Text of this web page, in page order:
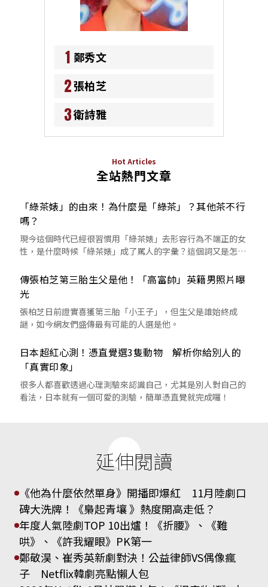
1 鄭秀文
2張柏芝
3衛詩雅
Hot Articles
全站熱門文章
「綠茶婊」的由來！為什麼是「綠茶」？其他茶不行
嗎？
現今這個時代已經很習慣用「綠茶婊」去形容行為不端正的女
性，是什麼時候「綠茶婊」成了罵人的字彙？這個詞又是怎麼
傳張柏芝第三胎生父是他！「高富帥」英籍男照片曝
光
張柏芝日前證實喜獲第三胎「小王子」，但生父是誰始終成
謎，如今網友們盛傳最有可能的人選是他。
日本超紅心測！憑直覺選3隻動物 解析你給別人的
「真實印象」
很多人都喜歡透過心理測驗來認識自己，尤其是別人對自己的
看法，日本就有一個可愛的測驗，簡單憑直覺就完成囉！
延伸閱讀
《他為什麼依然單身》開播即爆紅 11月陸劇口
碑大洗牌！《梟起青壤 》熱度開高走低？
年度人氣陸劇TOP 10出爐！《折腰》、《難
哄》、《許我耀眼》PK第一
鄭敬淏、崔秀英新劇對決！公益律師VS偶像瘋
子 Netflix韓劇亮點懶人包